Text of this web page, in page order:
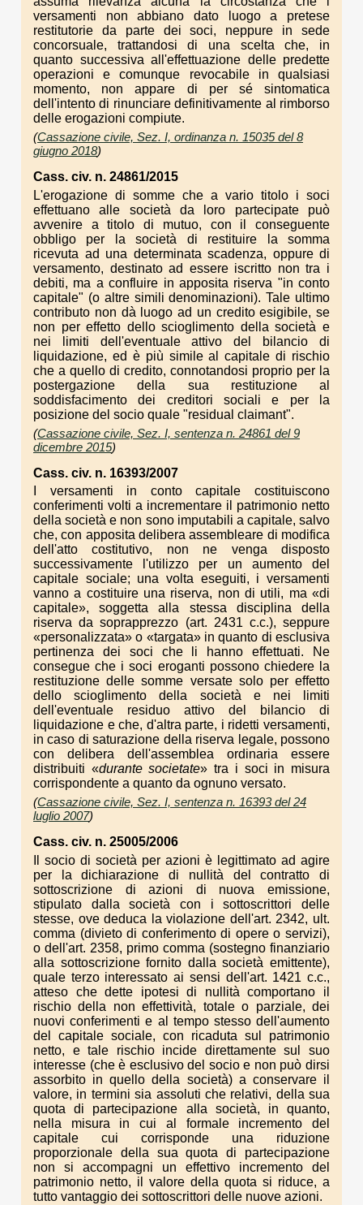
versamenti non abbiano dato luogo a pretese
restitutorie da parte dei soci, neppure in sede
concorsuale, trattandosi di una scelta che, in
quanto successiva all'effettuazione delle predette
operazioni e comunque revocabile in qualsiasi
momento, non appare di per sé sintomatica
dell'intento di rinunciare definitivamente al rimborso
delle erogazioni compiute.
(Cassazione civile, Sez. I, ordinanza n. 15035 del 8
giugno 2018)
Cass. civ. n. 24861/2015
L'erogazione di somme che a vario titolo i soci
effettuano alle società da loro partecipate può
avvenire a titolo di mutuo, con il conseguente
obbligo per la società di restituire la somma
ricevuta ad una determinata scadenza, oppure di
versamento, destinato ad essere iscritto non tra i
debiti, ma a confluire in apposita riserva "in conto
capitale" (o altre simili denominazioni). Tale ultimo
contributo non dà luogo ad un credito esigibile, se
non per effetto dello scioglimento della società e
nei limiti dell'eventuale attivo del bilancio di
liquidazione, ed è più simile al capitale di rischio
che a quello di credito, connotandosi proprio per la
postergazione della sua restituzione al
soddisfacimento dei creditori sociali e per la
posizione del socio quale "residual claimant".
(Cassazione civile, Sez. I, sentenza n. 24861 del 9
dicembre 2015)
Cass. civ. n. 16393/2007
I versamenti in conto capitale costituiscono
conferimenti volti a incrementare il patrimonio netto
della società e non sono imputabili a capitale, salvo
che, con apposita delibera assembleare di modifica
dell'atto costitutivo, non ne venga disposto
successivamente l'utilizzo per un aumento del
capitale sociale; una volta eseguiti, i versamenti
vanno a costituire una riserva, non di utili, ma «di
capitale», soggetta alla stessa disciplina della
riserva da soprapprezzo (art. 2431 c.c.), seppure
«personalizzata» o «targata» in quanto di esclusiva
pertinenza dei soci che li hanno effettuati. Ne
consegue che i soci eroganti possono chiedere la
restituzione delle somme versate solo per effetto
dello scioglimento della società e nei limiti
dell'eventuale residuo attivo del bilancio di
liquidazione e che, d'altra parte, i ridetti versamenti,
in caso di saturazione della riserva legale, possono
con delibera dell'assemblea ordinaria essere
distribuiti «durante societate» tra i soci in misura
corrispondente a quanto da ognuno versato.
(Cassazione civile, Sez. I, sentenza n. 16393 del 24
luglio 2007)
Cass. civ. n. 25005/2006
Il socio di società per azioni è legittimato ad agire
per la dichiarazione di nullità del contratto di
sottoscrizione di azioni di nuova emissione,
stipulato dalla società con i sottoscrittori delle
stesse, ove deduca la violazione dell'art. 2342, ult.
comma (divieto di conferimento di opere o servizi),
o dell'art. 2358, primo comma (sostegno finanziario
alla sottoscrizione fornito dalla società emittente),
quale terzo interessato ai sensi dell'art. 1421 c.c.,
atteso che dette ipotesi di nullità comportano il
rischio della non effettività, totale o parziale, dei
nuovi conferimenti e al tempo stesso dell'aumento
del capitale sociale, con ricaduta sul patrimonio
netto, e tale rischio incide direttamente sul suo
interesse (che è esclusivo del socio e non può dirsi
assorbito in quello della società) a conservare il
valore, in termini sia assoluti che relativi, della sua
quota di partecipazione alla società, in quanto,
nella misura in cui al formale incremento del
capitale cui corrisponde una riduzione
proporzionale della sua quota di partecipazione
non si accompagni un effettivo incremento del
patrimonio netto, il valore della quota si riduce, a
tutto vantaggio dei sottoscrittori delle nuove azioni.